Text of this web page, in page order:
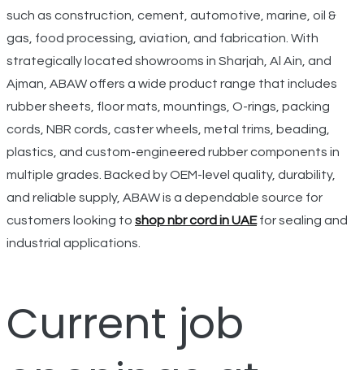
such as construction, cement, automotive, marine, oil &
gas, food processing, aviation, and fabrication. With
strategically located showrooms in Sharjah, Al Ain, and
Ajman, ABAW offers a wide product range that includes
rubber sheets, floor mats, mountings, O-rings, packing
cords, NBR cords, caster wheels, metal trims, beading,
plastics, and custom-engineered rubber components in
multiple grades. Backed by OEM-level quality, durability,
and reliable supply, ABAW is a dependable source for
customers looking to shop nbr cord in UAEfor sealing and
industrial applications.
Current job